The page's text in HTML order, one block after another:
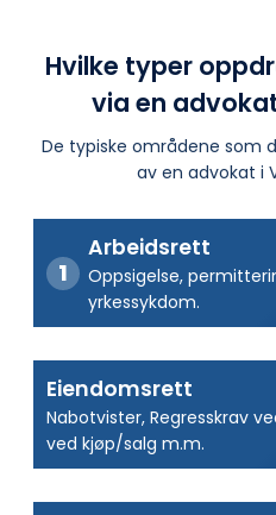
Hvilke typer
via en
De typiske områdene som
av en advokat i
Arbeidsrett
Oppsigelse,
yrkessykdom.
Eiendomsrett
Nabotvister, Regresskrav
ved kjøp/salg m.m.